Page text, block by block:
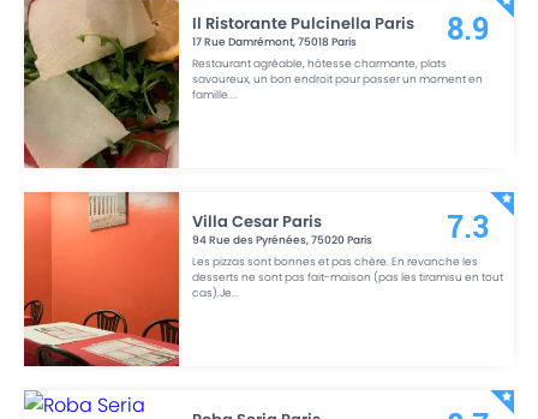
Il Ristorante Pulcinella Paris
17 Rue Damrémont,75018 Paris
Restaurant agréable, hôtesse charmante, plats
savoureux, un bon endroit pour passer un moment en
famille....
8.9
Villa Cesar Paris
94 Rue des Pyrénées,75020Paris
Les pizzas sont bonnes et pas chère. En revanche les
desserts ne sont pas fait-maison (pas les tiramisu en tout
cas).Je...
7.3